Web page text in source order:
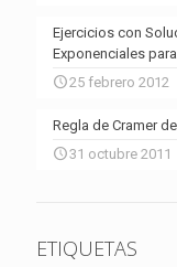
Ejercicios con
Exponenciales
25 febrero 2012
Regla de Cramer
31 octubre 2011
ETIQUETAS